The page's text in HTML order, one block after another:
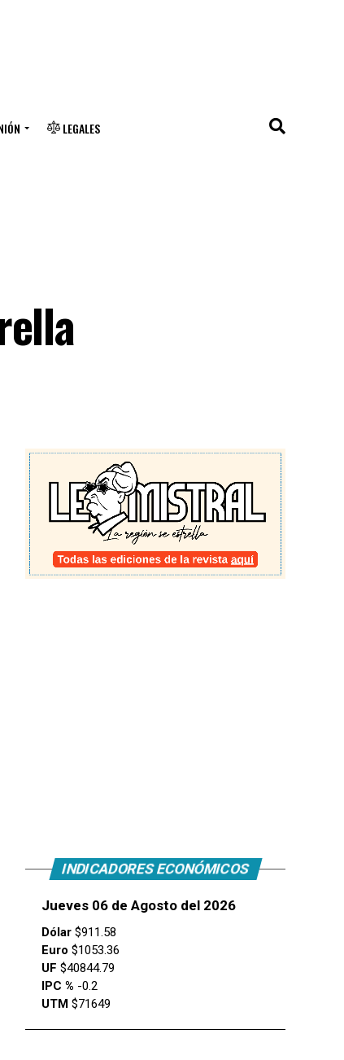
LEGALES
INDICADORES ECONÓMICOS
Jueves 06 de Agosto del 2026
Dólar $911.58
Euro $1053.36
UF $40844.79
IPC % -0.2
UTM $71649